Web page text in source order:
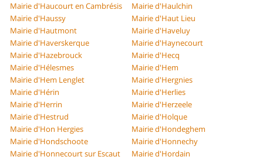
Mairie d'Haucourt en Cambrésis
Mairie d'Haulchin
Mairie d'Haussy
Mairie d'Haut Lieu
Mairie d'Hautmont
Mairie d'Haveluy
Mairie d'Haverskerque
Mairie d'Haynecourt
Mairie d'Hazebrouck
Mairie d'Hecq
Mairie d'Hélesmes
Mairie d'Hem
Mairie d'Hem Lenglet
Mairie d'Hergnies
Mairie d'Hérin
Mairie d'Herlies
Mairie d'Herrin
Mairie d'Herzeele
Mairie d'Hestrud
Mairie d'Holque
Mairie d'Hon Hergies
Mairie d'Hondeghem
Mairie d'Hondschoote
Mairie d'Honnechy
Mairie d'Honnecourt sur Escaut
Mairie d'Hordain